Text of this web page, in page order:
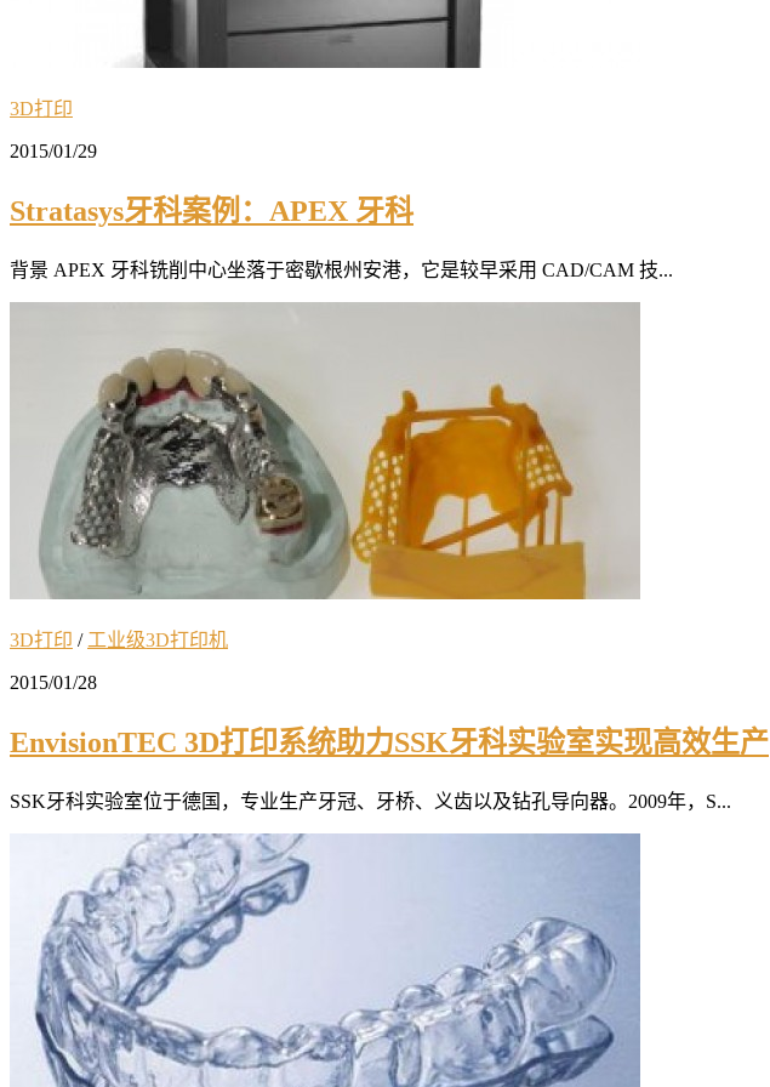
3D打印
2015/01/29
Stratasys牙科案例：APEX 牙科
背景 APEX 牙科铣削中心坐落于密歇根州安港，它是较早采用 CAD/CAM 技...
3D打印 / 工业级3D打印机
2015/01/28
EnvisionTEC 3D打印系统助力SSK牙科实验室实现高效生产
SSK牙科实验室位于德国，专业生产牙冠、牙桥、义齿以及钻孔导向器。2009年，S...